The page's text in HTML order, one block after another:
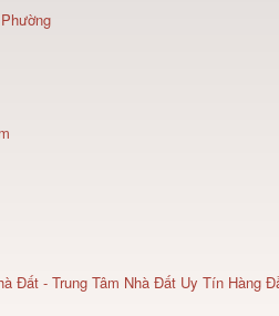
Đất - Trung Tâm Nhà Đất Uy Tín Hàng